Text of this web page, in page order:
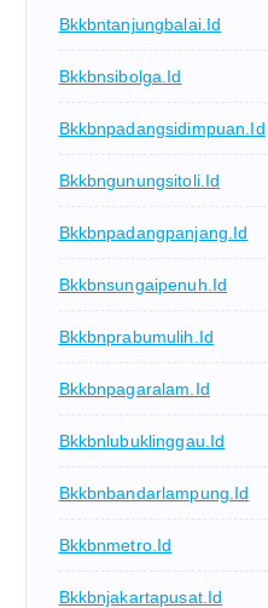
Bkkbntanjungbalai.id
Bkkbnsibolga.id
Bkkbnpadangsidimpuan.id
Bkkbngunungsitoli.id
Bkkbnpadangpanjang.id
Bkkbnsungaipenuh.id
Bkkbnprabumulih.id
Bkkbnpagaralam.id
Bkkbnlubuklinggau.id
Bkkbnbandarlampung.id
Bkkbnmetro.id
Bkkbnjakartapusat.id